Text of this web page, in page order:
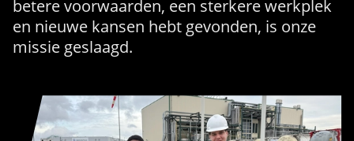
betere voorwaarden, een sterkere werkplek
en nieuwe kansen hebt gevonden, is onze
missie geslaagd.